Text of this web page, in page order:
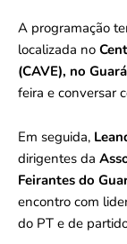
A programação
localizada no
(CAVE), no
feira e conversar
Em seguida,
dirigentes da
Feirantes do
encontro com
do PT e de